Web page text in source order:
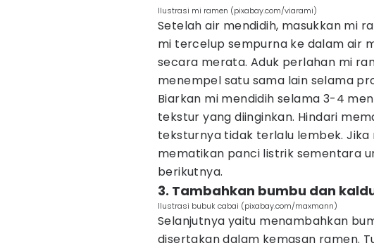
Ilustrasi mi ramen (pixabay.com/viarami)
Setelah air mendidih, masukkan mi
mi tercelup sempurna ke dalam air
secara merata. Aduk perlahan mi
menempel satu sama lain selama
Biarkan mi mendidih selama 3-4
tekstur yang diinginkan. Hindari
teksturnya tidak terlalu lembek. Jika
mematikan panci listrik sementara
berikutnya.
3. Tambahkan bumbu dan
Ilustrasi bubuk cabai (pixabay.com/maxmann)
Selanjutnya yaitu menambahkan
disertakan dalam kemasan ramen.